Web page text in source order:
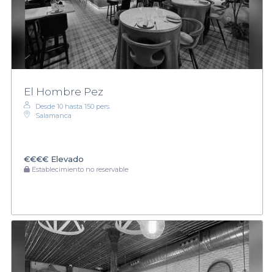
El Hombre Pez
Desde 10 hasta 150 pers.
Salamanca
€€€€ Elevado
Establecimiento no reservable